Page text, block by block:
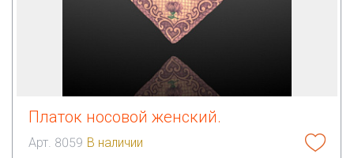
Платок носовой женский.
Арт. 8059 В наличии